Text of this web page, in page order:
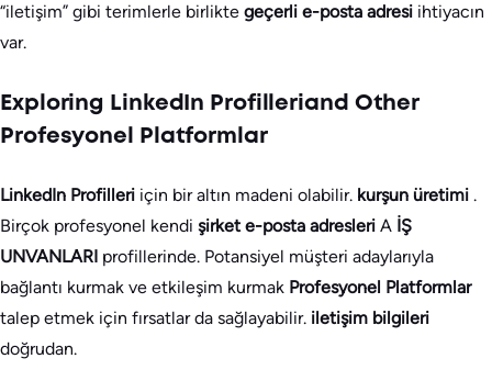
“iletişim” gibi terimlerle birlikte geçerli e-posta adresi ihtiyacın
var.
Exploring LinkedIn Profilleriand Other
Profesyonel Platformlar
LinkedIn Profilleri için bir altın madeni olabilir. kurşun üretimi .
Birçok profesyonel kendi şirket e-posta adresleri A İŞ
UNVANLARI profillerinde. Potansiyel müşteri adaylarıyla
bağlantı kurmak ve etkileşim kurmak Profesyonel Platformlar
talep etmek için fırsatlar da sağlayabilir. iletişim bilgileri
doğrudan.